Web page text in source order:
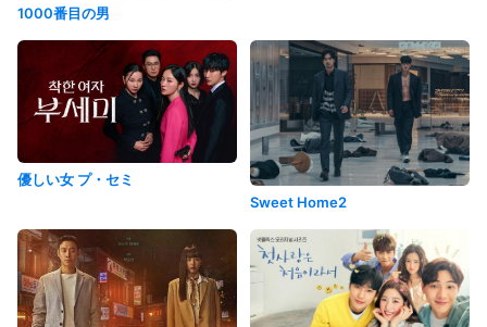
1000番目の男
優しい女 プ・セミ
Sweet Home2